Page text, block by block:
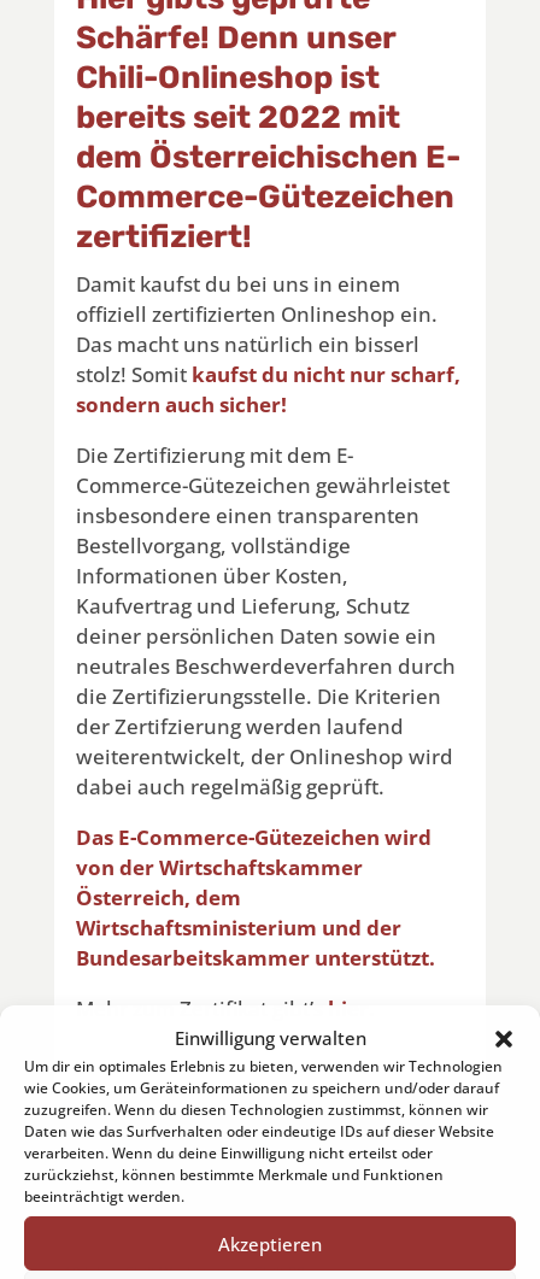
Einwilligung verwalten
Um dir ein optimales Erlebnis zu bieten, verwenden wir Technologien
wie Cookies, um Geräteinformationen zu speichern und/oder darauf
zuzugreifen. Wenn du diesen Technologien zustimmst, können wir
Daten wie das Surfverhalten oder eindeutige IDs auf dieser Website
verarbeiten. Wenn du deine Einwilligung nicht erteilst oder
zurückziehst, können bestimmte Merkmale und Funktionen
beeinträchtigt werden.
Akzeptieren
Schärfe! Denn unser
Chili-Onlineshop ist
bereits seit 2022 mit
dem Österreichischen E-
Commerce-Gütezeichen
zertifiziert!
Damit kaufst du bei uns in einem
offiziell zertifizierten Onlineshop ein.
Das macht uns natürlich ein bisserl
stolz! Somit kaufst du nicht nur scharf,
sondern auch sicher!
Die Zertifizierung mit dem E-
Commerce-Gütezeichen gewährleistet
insbesondere einen transparenten
Bestellvorgang, vollständige
Informationen über Kosten,
Kaufvertrag und Lieferung, Schutz
deiner persönlichen Daten sowie ein
neutrales Beschwerdeverfahren durch
die Zertifizierungsstelle. Die Kriterien
der Zertifzierung werden laufend
weiterentwickelt, der Onlineshop wird
dabei auch regelmäßig geprüft.
Das E-Commerce-Gütezeichen wird
von der Wirtschaftskammer
Österreich, dem
Wirtschaftsministerium und der
Bundesarbeitskammer unterstützt.
Mehr zum Zertifikat gibt’s hier.
←Anleitung für's Spicy-Xmas-Shopping
Frenchman Salad
10 Jahre Chili-Werkstatt
Chili-Pflanzen